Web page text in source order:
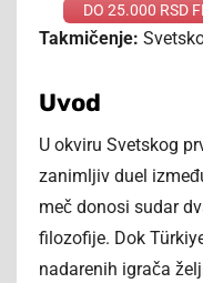
DO 25.000 RSD
Takmičenje:
Uvod
U okviru Svetskog
zanimljiv duel
meč donosi sudar
filozofije. Dok
nadarenih igrača